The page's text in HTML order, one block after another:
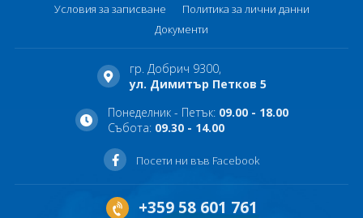
Условия за записване
Политика за лични данни
Документи
гр. Добрич 9300,
ул. Димитър Петков 5
Понеделник - Петък: 09.00 - 18.00
Събота: 09.30 - 14.00
Посети ни във Facebook
+359 58 601 761